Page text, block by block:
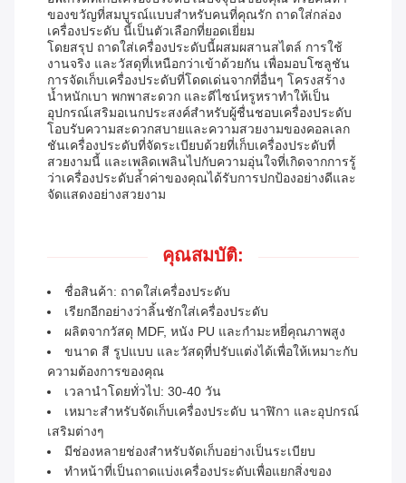
ของขวัญที่สมบูรณ์แบบสำหรับคนที่คุณรัก ถาดใส่กล่อง
เครื่องประดับ นี้เป็นตัวเลือกที่ยอดเยี่ยม
โดยสรุป ถาดใส่เครื่องประดับนี้ผสมผสานสไตล์ การใช้
งานจริง และวัสดุที่เหนือกว่าเข้าด้วยกัน เพื่อมอบโซลูชัน
การจัดเก็บเครื่องประดับที่โดดเด่นจากที่อื่นๆ โครงสร้าง
น้ำหนักเบา พกพาสะดวก และดีไซน์หรูหราทำให้เป็น
อุปกรณ์เสริมอเนกประสงค์สำหรับผู้ชื่นชอบเครื่องประดับ
โอบรับความสะดวกสบายและความสวยงามของคอลเลก
ชันเครื่องประดับที่จัดระเบียบด้วยที่เก็บเครื่องประดับที่
สวยงามนี้ และเพลิดเพลินไปกับความอุ่นใจที่เกิดจากการรู้
ว่าเครื่องประดับล้ำค่าของคุณได้รับการปกป้องอย่างดีและ
จัดแสดงอย่างสวยงาม
คุณสมบัติ:
ชื่อสินค้า: ถาดใส่เครื่องประดับ
เรียกอีกอย่างว่าลิ้นชักใส่เครื่องประดับ
ผลิตจากวัสดุ MDF, หนัง PU และกำมะหยี่คุณภาพสูง
ขนาด สี รูปแบบ และวัสดุที่ปรับแต่งได้เพื่อให้เหมาะกับ
ความต้องการของคุณ
เวลานำโดยทั่วไป: 30-40 วัน
เหมาะสำหรับจัดเก็บเครื่องประดับ นาฬิกา และอุปกรณ์
เสริมต่างๆ
มีช่องหลายช่องสำหรับจัดเก็บอย่างเป็นระเบียบ
ทำหน้าที่เป็นถาดแบ่งเครื่องประดับเพื่อแยกสิ่งของ